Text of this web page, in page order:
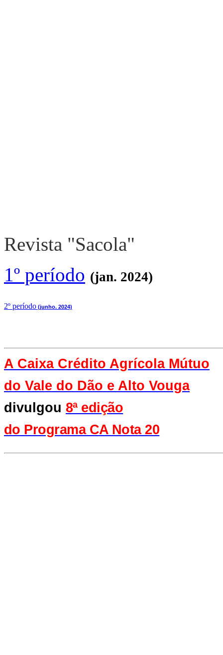
Revista "Sacola"
1º período (jan. 2024)
2º período (junho. 2024)
A Caixa Crédito Agrícola Mútuo
do Vale do Dão e Alto Vouga
divulgou 8ª edição
do Programa CA Nota 20